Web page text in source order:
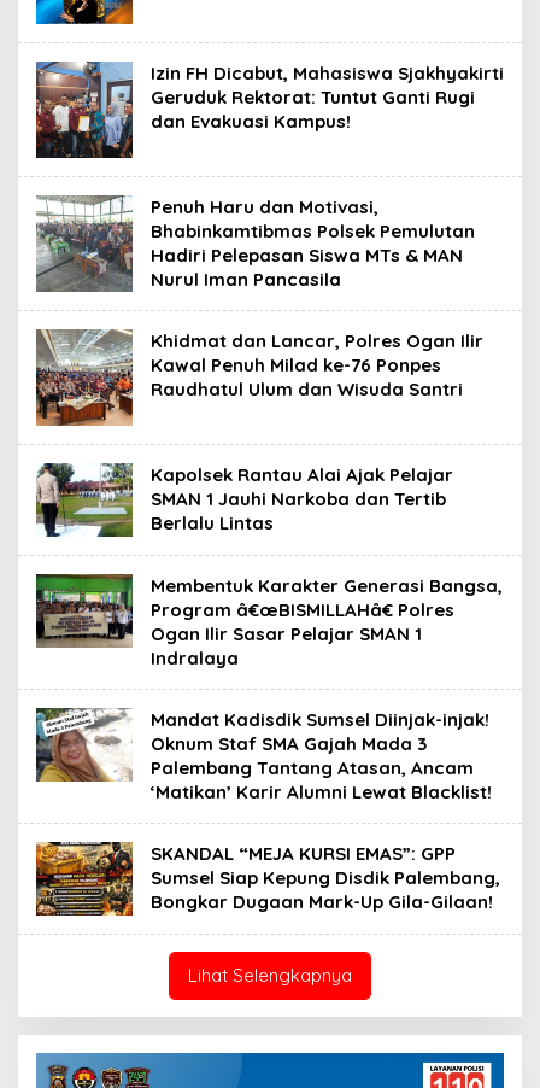
Izin FH Dicabut, Mahasiswa Sjakhyakirti
Geruduk Rektorat: Tuntut Ganti Rugi
dan Evakuasi Kampus!
Penuh Haru dan Motivasi,
Bhabinkamtibmas Polsek Pemulutan
Hadiri Pelepasan Siswa MTs & MAN
Nurul Iman Pancasila
Khidmat dan Lancar, Polres Ogan Ilir
Kawal Penuh Milad ke-76 Ponpes
Raudhatul Ulum dan Wisuda Santri
Kapolsek Rantau Alai Ajak Pelajar
SMAN 1 Jauhi Narkoba dan Tertib
Berlalu Lintas
Membentuk Karakter Generasi Bangsa,
Program â€œBISMILLAHâ€ Polres
Ogan Ilir Sasar Pelajar SMAN 1
Indralaya
Mandat Kadisdik Sumsel Diinjak-injak!
Oknum Staf SMA Gajah Mada 3
Palembang Tantang Atasan, Ancam
‘Matikan’ Karir Alumni Lewat Blacklist!
SKANDAL “MEJA KURSI EMAS”: GPP
Sumsel Siap Kepung Disdik Palembang,
Bongkar Dugaan Mark-Up Gila-Gilaan!
Lihat Selengkapnya